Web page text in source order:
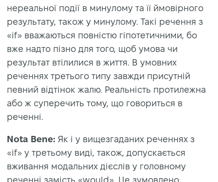
нереальної події в минулому та її ймовірного
результату, також у минулому. Такі речення з
«if» вважаються повністю гіпотетичними, бо
вже надто пізно для того, щоб умова чи
результат втілилися в життя. В умовних
реченнях третього типу завжди присутній
певний відтінок жалю. Реальність протилежна
або ж суперечить тому, що говориться в
реченні.
Nota Bene: Як і у вищезгаданих реченнях з
«if» у третьому виді, також, допускається
вживання модальних дієслів у головному
реченні замість «would». Це зумовлено